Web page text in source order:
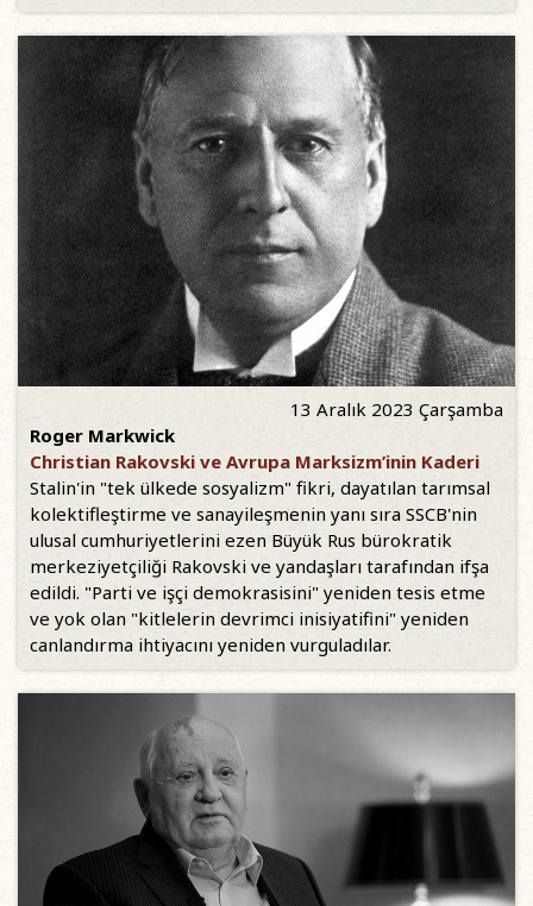
13 Aralık 2023 Çarşamba
Roger Markwick
Christian Rakovski ve Avrupa Marksizm’inin Kaderi
Stalin'in "tek ülkede sosyalizm" fikri, dayatılan tarımsal
kolektifleştirme ve sanayileşmenin yanı sıra SSCB'nin
ulusal cumhuriyetlerini ezen Büyük Rus bürokratik
merkeziyetçiliği Rakovski ve yandaşları tarafından ifşa
edildi. "Parti ve işçi demokrasisini" yeniden tesis etme
ve yok olan "kitlelerin devrimci inisiyatifini" yeniden
canlandırma ihtiyacını yeniden vurguladılar.